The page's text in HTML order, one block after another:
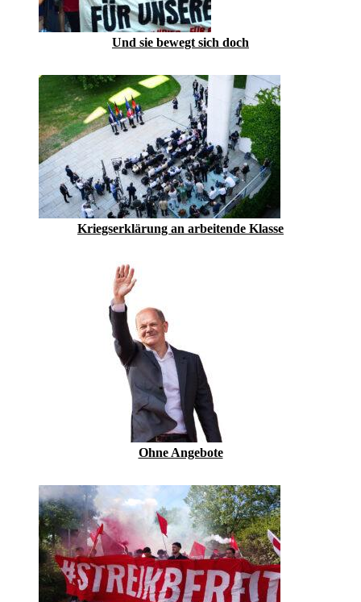
Und sie bewegt sich doch
Kriegserklärung an arbeitende Klasse
Ohne Angebote